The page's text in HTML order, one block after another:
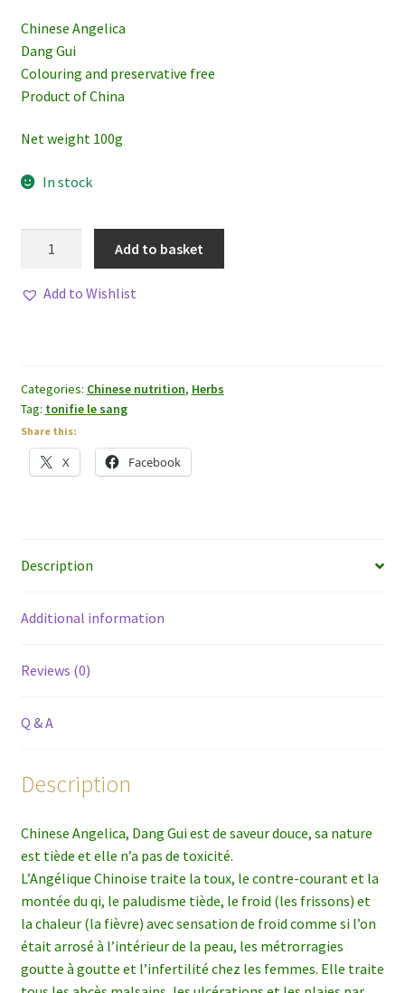
Chinese Angelica
Dang Gui
Colouring and preservative free
Product of China
Net weight 100g
In stock
Gui)
Add to basket
Add to Wishlist
Categories: Chinese nutrition, Herbs
Tag: tonifie le sang
Share this:
X Facebook
Description
Additional information
Reviews (0)
Q & A
Description
Chinese Angelica, Dang Gui est de saveur douce, sa nature
est tiède et elle n’a pas de toxicité.
L’Angélique Chinoise traite la toux, le contre-courant et la
montée du qi, le paludisme tiède, le froid (les frissons) et
la chaleur (la fièvre) avec sensation de froid comme si l’on
était arrosé à l’intérieur de la peau, les métrorragies
goutte à goutte et l’infertilité chez les femmes. Elle traite